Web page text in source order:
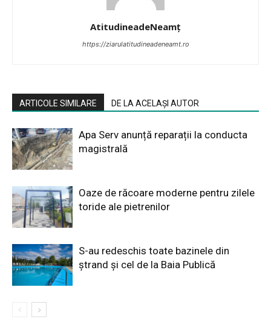
AtitudineadeNeamț
https://ziarulatitudineadeneamt.ro
ARTICOLE SIMILARE DE LA ACELAȘI AUTOR
Apa Serv anunță reparații la conducta
magistrală
Oaze de răcoare moderne pentru zilele
toride ale pietrenilor
S-au redeschis toate bazinele din
ștrand și cel de la Baia Publică